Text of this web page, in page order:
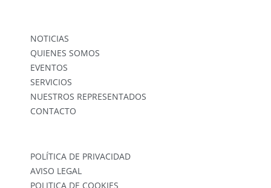
NOTICIAS
QUIENES SOMOS
EVENTOS
SERVICIOS
NUESTROS REPRESENTADOS
CONTACTO
POLÍTICA DE PRIVACIDAD
AVISO LEGAL
POLITICA DE COOKIES